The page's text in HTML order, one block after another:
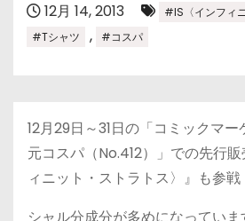
12月 14, 2013 #IS〈インフィ
#Tシャツ , #コスパ
12月29日～31日の「コミックマ
元コスパ（No.412）」での先行
ィニット・ストラトス〉』も参戦